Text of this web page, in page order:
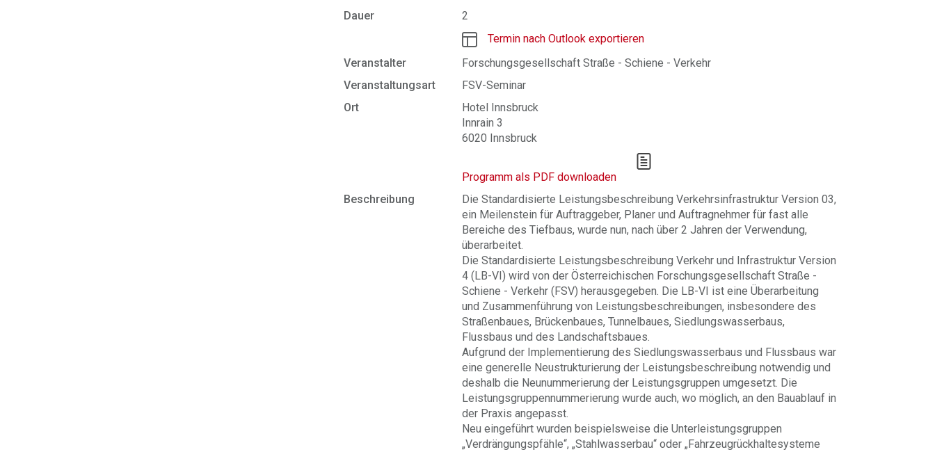
Dauer
2
Termin nach Outlook exportieren
Veranstalter
Forschungsgesellschaft Straße - Schiene - Verkehr
Veranstaltungsart
FSV-Seminar
Ort
Hotel Innsbruck
Innrain 3
6020 Innsbruck
Programm als PDF downloaden
Beschreibung
Die Standardisierte Leistungsbeschreibung Verkehrsinfrastruktur Version 03,
ein Meilenstein für Auftraggeber, Planer und Auftragnehmer für fast alle
Bereiche des Tiefbaus, wurde nun, nach über 2 Jahren der Verwendung,
überarbeitet.
Die Standardisierte Leistungsbeschreibung Verkehr und Infrastruktur Version
4 (LB-VI) wird von der Österreichischen Forschungsgesellschaft Straße -
Schiene - Verkehr (FSV) herausgegeben. Die LB-VI ist eine Überarbeitung
und Zusammenführung von Leistungsbeschreibungen, insbesondere des
Straßenbaues, Brückenbaues, Tunnelbaues, Siedlungswasserbaus,
Flussbaus und des Landschaftsbaues.
Aufgrund der Implementierung des Siedlungswasserbaus und Flussbaus war
eine generelle Neustrukturierung der Leistungsbeschreibung notwendig und
deshalb die Neunummerierung der Leistungsgruppen umgesetzt. Die
Leistungsgruppennummerierung wurde auch, wo möglich, an den Bauablauf in
der Praxis angepasst.
Neu eingeführt wurden beispielsweise die Unterleistungsgruppen
„Verdrängungspfähle“, „Stahlwasserbau“ oder „Fahrzeugrückhaltesysteme